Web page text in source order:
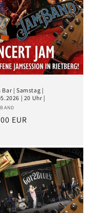
Bar | Samstag |
| 20 Uhr |
EUR